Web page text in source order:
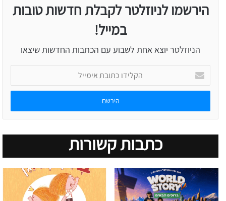
הירשמו לניוזלטר לקבלת חדשות טובות
במייל!
הניוזלטר יוצא אחת לשבוע עם הכתבות החדשות שיצאו
הקלידו
כתובת
אימייל
כתבות קשורות